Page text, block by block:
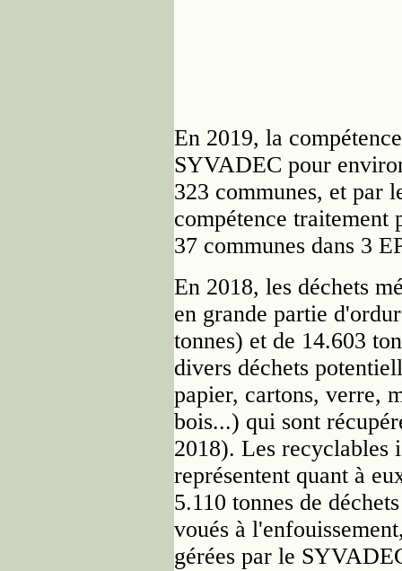
En 2019, la
SYVADEC pour
323 communes, et par
compétence
37 communes dans 3
En 2018, les déchets
en grande partie
tonnes) et de 14.603
divers déchets
papier, cartons, verre,
bois...) qui sont
2018). Les recyclables
représentent quant à
5.110 tonnes de
voués à
gérées par le